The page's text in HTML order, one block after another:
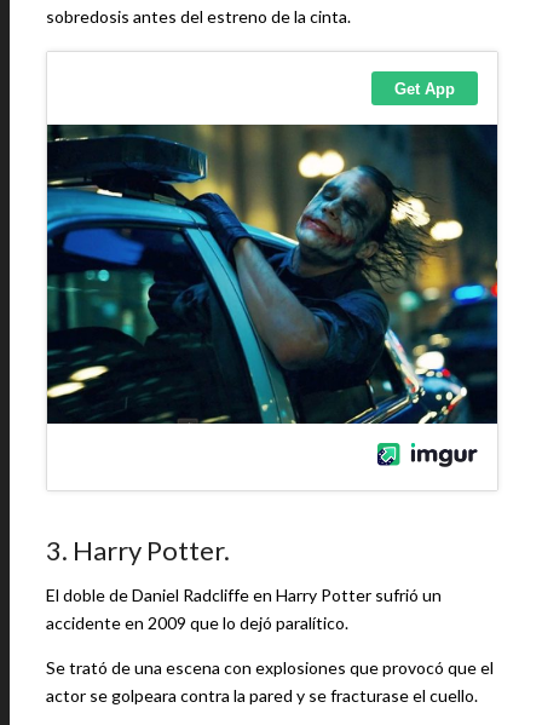
sobredosis antes del estreno de la cinta.
3. Harry Potter.
El doble de Daniel Radcliffe en Harry Potter sufrió un
accidente en 2009 que lo dejó paralítico.
Se trató de una escena con explosiones que provocó que el
actor se golpeara contra la pared y se fracturase el cuello.